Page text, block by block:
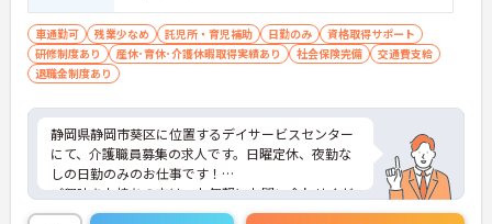
車通勤可 残業少なめ 託児所・育児補助 日勤のみ
資格取得サポート
研修制度あり
産休･育休･介護休暇取得実績あり 社会保険完備
交通費支給
退職金制度あり
静岡県静岡市葵区に位置するデイサービスセンター
にて、介護職員募集の求人です。日曜定休、夜勤な
しの日勤のみのお仕事です！
ご興味をお持ちの方は、お気軽にお問い合わせくだ
さい。